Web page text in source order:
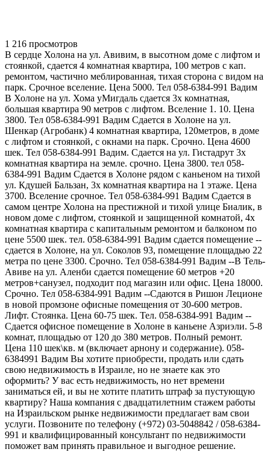
1 216 просмотров
В сердце Холона на ул. Авивим, в высотном доме с лифтом и
стоянкой, сдается 4 комнатная квартира, 100 метров с кап.
ремонтом, частично меблированная, тихая сторона с видом на
парк. Срочное вселение. Цена 5000. Тел 058-6384-991 Вадим
В Холоне на ул. Хома уМигдаль сдается 3х комнатная,
большая квартира 90 метров с лифтом. Вселение 1. 10. Цена
3800. Тел 058-6384-991 Вадим Сдается в Холоне на ул.
Шенкар (Агробанк) 4 комнатная квартира, 120метров, в доме
с лифтом и стоянкой, с окнами на парк. Срочно. Цена 4600
шек. Тел 058-6384-991 Вадим. Сдается на ул. Гистадрут 3х
комнатная квартира на земле. срочно. Цена 3800. тел 058-
6384-991 Вадим Сдается в Холоне рядом с каньеном на тихой
ул. Кдушей Бальзан, 3х комнатная квартира на 1 этаже. Цена
3700. Вселение срочное. Тел 058-6384-991 Вадим Сдается в
самом центре Холона на престижной и тихой улице Биалик, в
новом доме с лифтом, стоянкой и защищенной комнатой, 4х
комнатная квартира с капитальным ремонтом и балконом по
цене 5500 шек. тел. 058-6384-991 Вадим сдается помещение --
сдается в Холоне, на ул. Соколов 93, помещение площадью 22
метра по цене 3300. Срочно. Тел 058-6384-991 Вадим --В Тель-
Авиве на ул. Аленби сдается помещение 60 метров +20
метров+санузел, подходит под магазин или офис. Цена 18000.
Срочно. Тел 058-6384-991 Вадим --Сдаются в Ришон Леционе
в новой промзоне офисные помещения от 30-600 метров.
Лифт. Стоянка. Цена 60-75 шек. Тел. 058-6384-991 Вадим --
Сдается офисное помещение в Холоне в каньене Азриэли. 5-8
комнат, площадью от 120 до 380 метров. Полный ремонт.
Цена 110 шек\кв. м (включает арнону и содержание). 058-
6384991 Вадим Вы хотите приобрести, продать или сдать
свою недвижимость в Израиле, но не знаете как это
оформить? У вас есть недвижимость, но нет времени
заниматься ей, и вы не хотите платить штраф за пустующую
квартиру? Наша компания с двадцатилетним стажем работы
на Израильском рынке недвижимости предлагает вам свои
услуги. Позвоните по телефону (+972) 03-5048842 / 058-6384-
991 и квалифицированный консультант по недвижимости
поможет вам принять правильное и выгодное решение.